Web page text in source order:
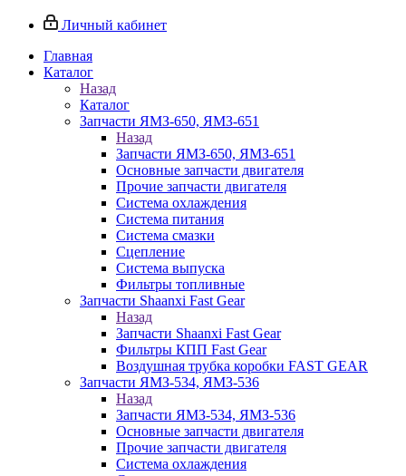
Личный кабинет
Главная
Каталог
Назад
Каталог
Запчасти ЯМЗ-650, ЯМЗ-651
Назад
Запчасти ЯМЗ-650, ЯМЗ-651
Основные запчасти двигателя
Прочие запчасти двигателя
Система охлаждения
Система питания
Система смазки
Сцепление
Система выпуска
Фильтры топливные
Запчасти Shaanxi Fast Gear
Назад
Запчасти Shaanxi Fast Gear
Фильтры КПП Fast Gear
Воздушная трубка коробки FAST GEAR
Запчасти ЯМЗ-534, ЯМЗ-536
Назад
Запчасти ЯМЗ-534, ЯМЗ-536
Основные запчасти двигателя
Прочие запчасти двигателя
Система охлаждения